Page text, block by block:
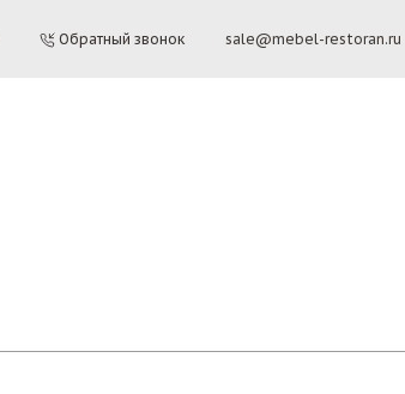
Обратный звонок sale@mebel-restoran.ru